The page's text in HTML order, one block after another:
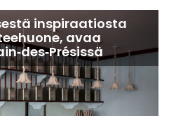
inspiraatiosta
avaa